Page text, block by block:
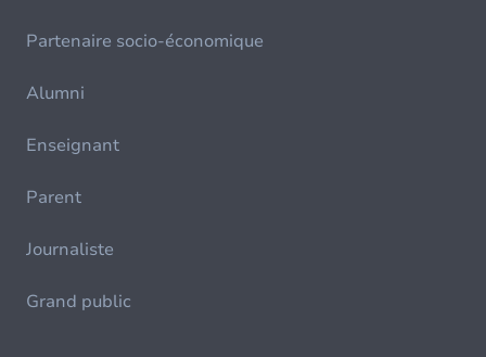
Partenaire socio-économique
Alumni
Enseignant
Parent
Journaliste
Grand public